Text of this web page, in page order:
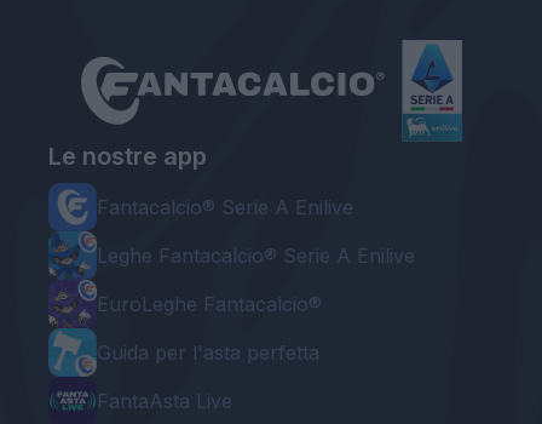
Le nostre app
Fantacalcio® Serie A Enilive
Leghe Fantacalcio® Serie A Enilive
EuroLeghe Fantacalcio®
Guida per l'asta perfetta
FantaAsta Live